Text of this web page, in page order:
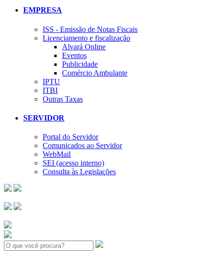
EMPRESA
ISS - Emissão de Notas Fiscais
Licenciamento e fiscalização
Alvará Online
Eventos
Publicidade
Comércio Ambulante
IPTU
ITBI
Outras Taxas
SERVIDOR
Portal do Servidor
Comunicados ao Servidor
WebMail
SEI (acesso interno)
Consulta às Legislações
Search: